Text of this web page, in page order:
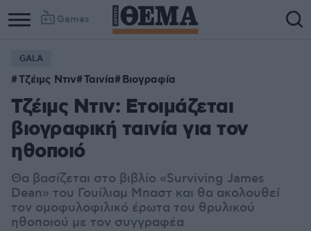
Games
GALA
Τζέιμς Ντιν Ταινία Βιογραφία
Τζέιμς Ντιν: Ετοιμάζεται
βιογραφική ταινία για τον
ηθοποιό
Θα βασίζεται στο βιβλίο «Surviving James
Dean» του Γουίλιαμ Μπαστ και θα ακολουθεί
τον ομοφυλοφιλικό έρωτα του θρυλικού
ηθοποιού με τον συγγραφέα